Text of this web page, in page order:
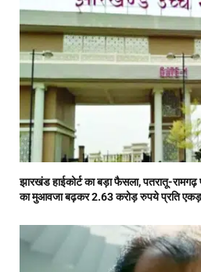
झारखंड हाईकोर्ट का बड़ा फैसला, पतरातू-
का मुआवजा बढ़कर 2.63 करोड़ रुपये प्रति एकड़